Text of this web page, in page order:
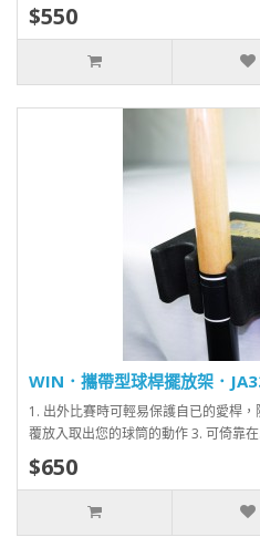
$550
WIN．攜帶型球桿擺放架．
1. 出外比賽時可輕易保護自已的愛桿
覆放入取出您的球筒的動作 3. 可倚靠在
$650